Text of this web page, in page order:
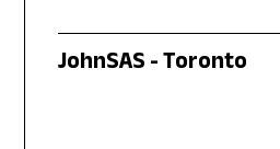
JohnSAS - Toronto